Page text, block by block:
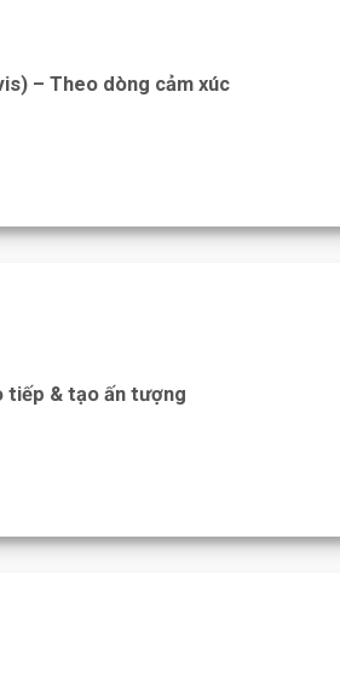
– Theo dòng cảm xúc
tiếp & tạo ấn tượng